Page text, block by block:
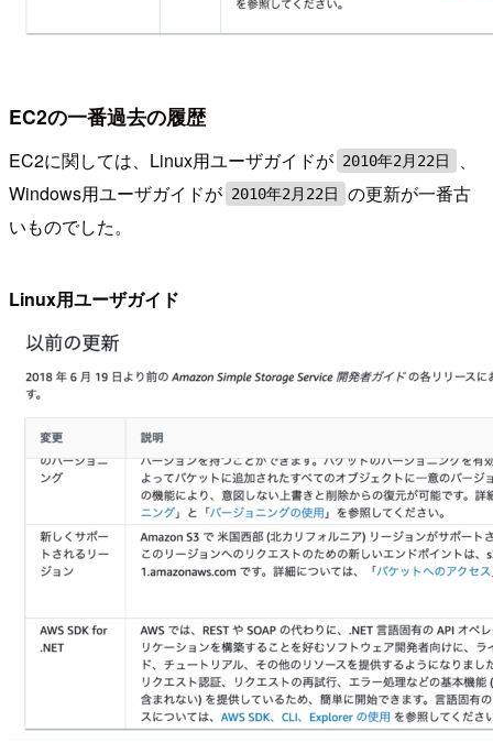
EC2の一番過去の履歴
EC2に関しては、Linux用ユーザガイドが 2010年2月22日
、
Windows用ユーザガイドが 2010年2月22日
の更新が一番古
いものでした。
Linux用ユーザガイド